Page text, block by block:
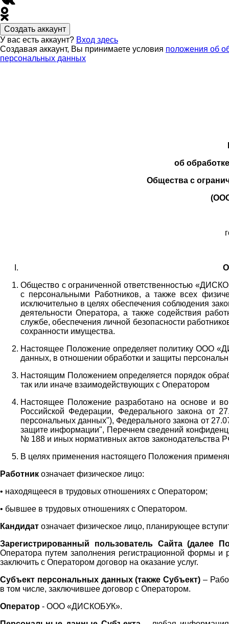
Создать аккаунт
У вас есть аккаунт? Вход здесь
Создавая аккаунт, Вы принимаете условия положения об
персональных данных
об
Общества с
Общество с ограниченной ответственностью
с персональными Работников, а также всех
исключительно в целях обеспечения соблюдения
деятельности Оператора,а также содействия
службе, обеспечения личной безопасности
сохранности имущества.
Настоящее Положение определяет политику ООО
данных, в отношении обработки и защиты
Настоящим Положением определяется порядок
так или иначе взаимодействующих с Оператором
Настоящее Положение разработано на основе и во
Российской Федерации, Федерального закона
персональных данных"), Федерального закона от
защите информации", Перечнем сведений
№ 188 и иных нормативных актов законодательства
В целях применения настоящего Положения
Работник означает физическое лицо:
• находящееся в трудовых отношениях с Оператором;
• бывшее в трудовых отношениях с Оператором.
Кандидат означает физическое лицо, планирующее
Зарегистрированный пользователь Сайта (далее
Оператора путем заполнения регистрационной формы и
заключить с Оператором договор на оказание услуг.
Субъект персональных данных (также Субъект) –
в том числе, заключившее договор с Оператором.
Оператор - ООО «ДИСКОБУК».